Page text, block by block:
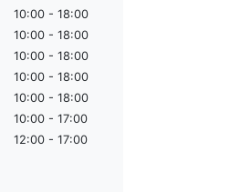
10:00 - 18:00
10:00 - 18:00
10:00 - 18:00
10:00 - 18:00
10:00 - 18:00
10:00 - 17:00
12:00 - 17:00